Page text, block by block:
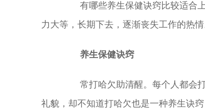
有哪些养生保健诀窍比较适合上
力大等，长期下去，逐渐丧失工作的热
养生保健诀窍
常打哈欠助清醒。每个人都会打
礼貌，却不知道打哈欠也是一种养生诀